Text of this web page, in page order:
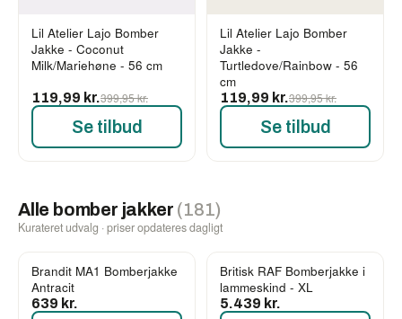
Lil Atelier Lajo Bomber
Jakke - Coconut
Milk/Mariehøne - 56 cm
119,99 kr.399,95 kr.
Se tilbud
Lil Atelier Lajo Bomber
Jakke -
Turtledove/Rainbow - 56
cm
119,99 kr.399,95 kr.
Se tilbud
Alle bomber jakker (181)
Kurateret udvalg · priser opdateres dagligt
Brandit MA1 Bomberjakke
Antracit
639 kr.
Britisk RAF Bomberjakke i
lammeskind - XL
5.439 kr.